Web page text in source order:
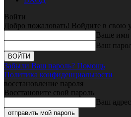
Войти
Добро пожаловать! Войдите в свою
Ваше имя
Ваш
Забыли Ваш пароль? Помощь
Политика конфиденциальности
восстановление пароля
Восстановите свой пароль
Ваш